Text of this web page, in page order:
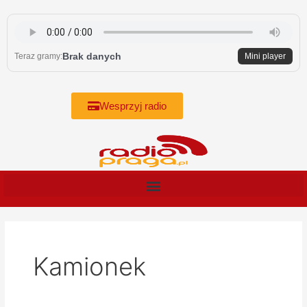
content
Teraz gramy:Brak danych Mini player
Wesprzyj radio
Kamionek